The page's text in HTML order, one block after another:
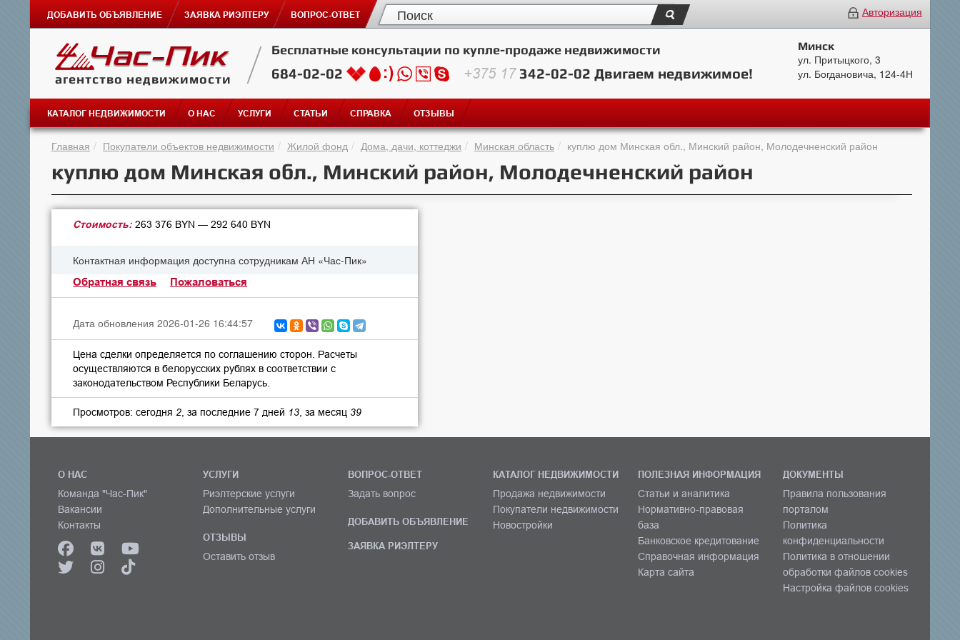
ДОБАВИТЬ ОБЪЯВЛЕНИЕ ЗАЯВКА РИЭЛТЕРУ ВОПРОС-ОТВЕТ Авторизация
агентство недвижимости
Бесплатные консультации по купле-продаже недвижимости
684-02-02 +375 17342-02-02 Двигаем недвижимое!
Минск
ул. Притыцкого, 3
ул. Богдановича, 124-4Н
КАТАЛОГ НЕДВИЖИМОСТИ О НАС УСЛУГИ СТАТЬИ СПРАВКА ОТЗЫВЫ
Главная Покупатели объектов недвижимости Жилой фонд Дома, дачи, коттеджи Минская область куплю дом Минская обл., Минский район, Молодечненский район
куплю дом Минская обл., Минский район, Молодечненский район
Стоимость: 263 376 BYN — 292 640 BYN
Контактная информация доступна сотрудникам АН «Час-Пик»
Обратная связь Пожаловаться
Дата обновления 2026-01-26 16:44:57
Цена сделки определяется по соглашению сторон. Расчеты
осуществляются в белорусских рублях в соответствии с
законодательством Республики Беларусь.
Просмотров: сегодня 2 , за последние 7 дней 13 , за месяц 39
О НАС
Команда "Час-Пик"
Вакансии
Контакты
УСЛУГИ
Риэлтерские услуги
Дополнительные услуги
ОТЗЫВЫ
Оставить отзыв
ВОПРОС-ОТВЕТ
Задать вопрос
ДОБАВИТЬ ОБЪЯВЛЕНИЕ
ЗАЯВКА РИЭЛТЕРУ
КАТАЛОГ НЕДВИЖИМОСТИ
Продажа недвижимости
Покупатели недвижимости
Новостройки
ПОЛЕЗНАЯ ИНФОРМАЦИЯ
Статьи и аналитика
Нормативно-правовая
база
Банковское кредитование
Справочная информация
Карта сайта
ДОКУМЕНТЫ
Правила пользования
порталом
Политика
конфиденциальности
Политика в отношении
обработки файлов cookies
Настройка файлов cookies